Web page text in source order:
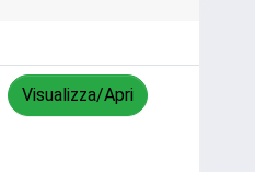
Visualizza/Apri